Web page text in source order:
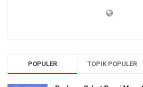
POPULER TOPIK POPULER